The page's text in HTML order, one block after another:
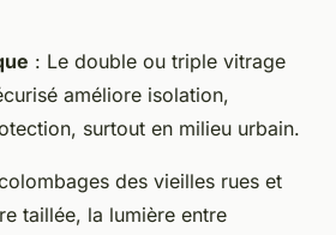
: Le double ou triple vitrage
améliore isolation,
surtout en milieu urbain.
des vieilles rues et
taillée, la lumière entre